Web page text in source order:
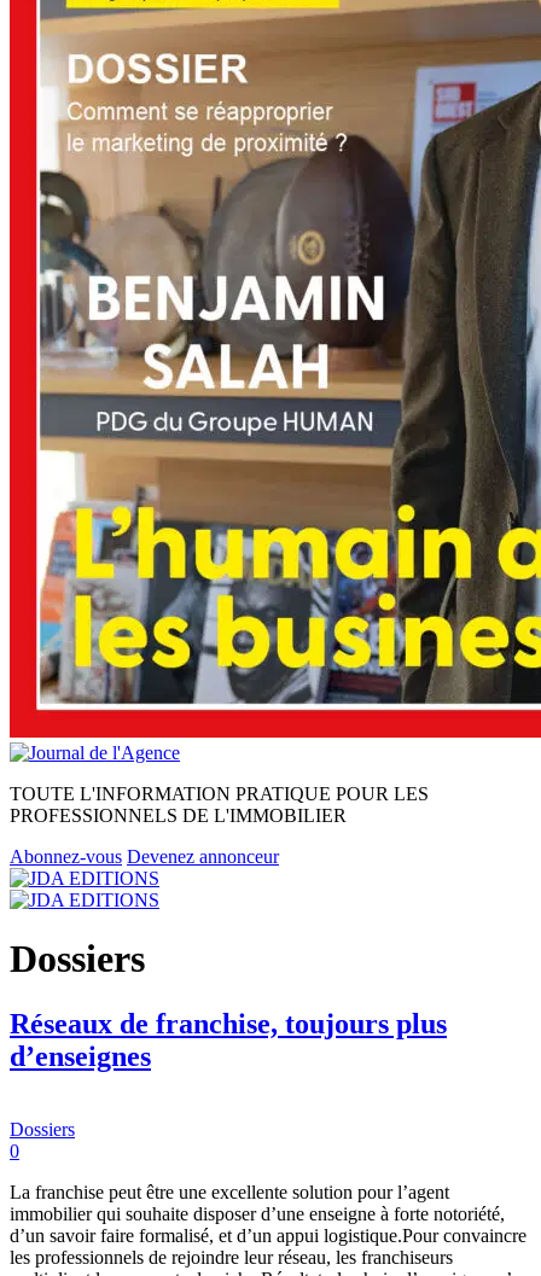
TOUTE L'INFORMATION PRATIQUE POUR LES
PROFESSIONNELS DE L'IMMOBILIER
Abonnez-vous Devenez annonceur
Dossiers
Réseaux de franchise, toujours plus
d’enseignes
Dossiers
0
La franchise peut être une excellente solution pour l’agent
immobilier qui souhaite disposer d’une enseigne à forte notoriété,
d’un savoir faire formalisé, et d’un appui logistique.Pour convaincre
les professionnels de rejoindre leur réseau, les franchiseurs